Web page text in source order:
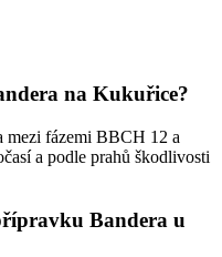
na Kukuřice?
fázemi BBCH 12 a
a podle prahů škodlivosti
Bandera u